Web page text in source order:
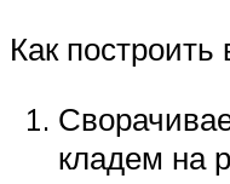
Как построить
кладем на